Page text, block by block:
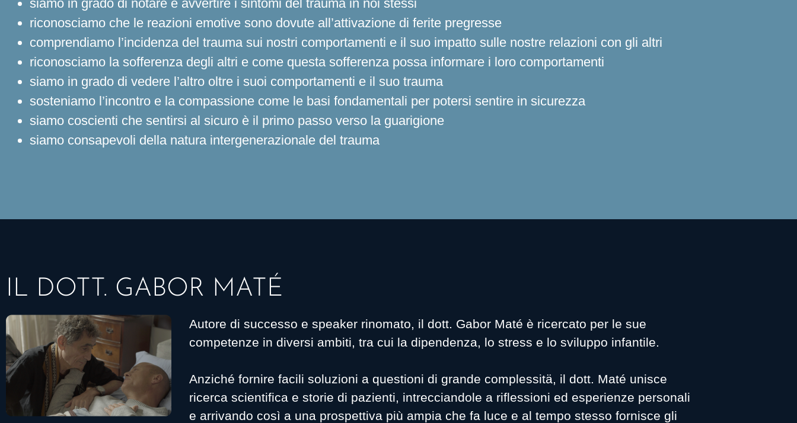
siamo in grado di notare e avvertire i sintomi del trauma in noi stessi
riconosciamo che le reazioni emotive sono dovute all’attivazione di ferite pregresse
comprendiamo l’incidenza del trauma sui nostri comportamenti e il suo impatto sulle nostre relazioni con gli altri
riconosciamo la sofferenza degli altri e come questa sofferenza possa informare i loro comportamenti
siamo in grado di vedere l’altro oltre i suoi comportamenti e il suo trauma
sosteniamo l’incontro e la compassione come le basi fondamentali per potersi sentire in sicurezza
siamo coscienti che sentirsi al sicuro è il primo passo verso la guarigione
siamo consapevoli della natura intergenerazionale del trauma
IL DOTT. GABOR MATÉ
Autore di successo e speaker rinomato, il dott. Gabor Maté è ricercato per le sue
competenze in diversi ambiti, tra cui la dipendenza, lo stress e lo sviluppo infantile.
Anziché fornire facili soluzioni a questioni di grande complessitä, il dott. Maté unisce
ricerca scientifica e storie di pazienti, intrecciandole a riflessioni ed esperienze personali
e arrivando così a una prospettiva più ampia che fa luce e al tempo stesso fornisce gli